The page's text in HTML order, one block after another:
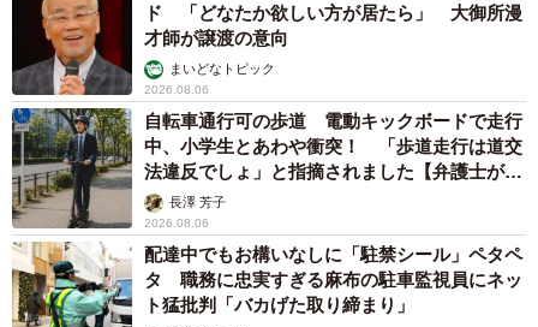
ド 「どなたか欲しい方が居たら」 大御所漫
才師が譲渡の意向
まいどなトピック
2026.08.06
自転車通行可の歩道 電動キックボードで走行
中、小学生とあわや衝突！ 「歩道走行は道交
法違反でしょ」と指摘されました【弁護士が解
説】長澤 芳子
2026.08.06
配達中でもお構いなしに「駐禁シール」ペタペ
タ 職務に忠実すぎる麻布の駐車監視員にネッ
ト猛批判「バカげた取り締まり」